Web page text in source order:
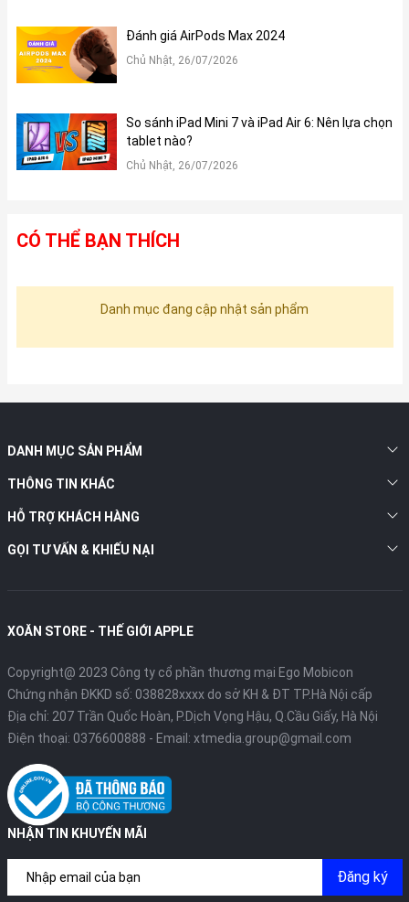
Đánh giá AirPods Max 2024
Chủ Nhật, 26/07/2026
So sánh iPad Mini 7 và iPad Air 6: Nên lựa chọn
tablet nào?
Chủ Nhật, 26/07/2026
CÓ THỂ BẠN THÍCH
Danh mục đang cập nhật sản phẩm
DANH MỤC SẢN PHẨM
THÔNG TIN KHÁC
HỖ TRỢ KHÁCH HÀNG
GỌI TƯ VẤN & KHIẾU NẠI
XOĂN STORE - THẾ GIỚI APPLE
Copyright@ 2023 Công ty cổ phần thương mại Ego Mobicon
Chứng nhận ĐKKD số: 038828xxxx do sở KH & ĐT TP.Hà Nội cấp
Địa chỉ: 207 Trần Quốc Hoàn, P.Dịch Vọng Hậu, Q.Cầu Giấy, Hà Nội
Điện thoại: 0376600888 - Email: xtmedia.group@gmail.com
NHẬN TIN KHUYẾN MÃI
Đăng ký